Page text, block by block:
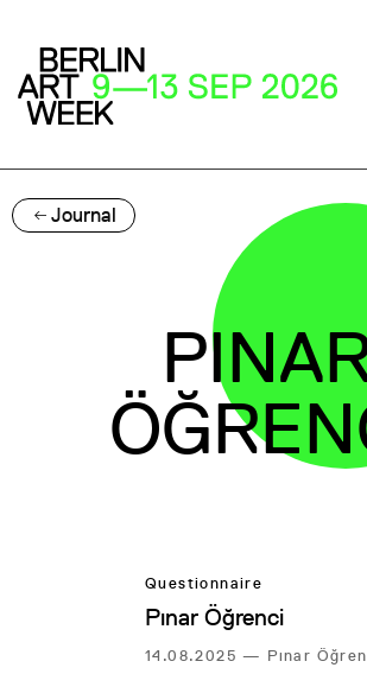
Journal
Questionnaire
Pınar Öğrenci
14.08.2025— Pınar